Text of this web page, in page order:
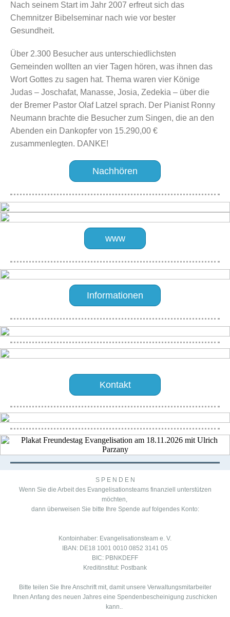
Nach seinem Start im Jahr 2007 erfreut sich das
Chemnitzer Bibelseminar nach wie vor bester
Gesundheit.
Über 2.300 Besucher aus unterschiedlichsten
Gemeinden wollten an vier Tagen hören, was ihnen das
Wort Gottes zu sagen hat. Thema waren vier Könige
Judas – Joschafat, Manasse, Josia, Zedekia – über die
der Bremer Pastor Olaf Latzel sprach. Der Pianist Ronny
Neumann brachte die Besucher zum Singen, die an den
Abenden ein Dankopfer von 15.290,00 €
zusammenlegten. DANKE!
Nachhören
www
Informationen
Kontakt
S P E N D E N
Wenn Sie die Arbeit des Evangelisationsteams finanziell unterstützen
möchten,
dann überweisen Sie bitte Ihre Spende auf folgendes Konto:
Kontoinhaber: Evangelisationsteam e. V.
IBAN: DE18 1001 0010 0852 3141 05
BIC: PBNKDEFF
Kreditinstitut: Postbank
Bitte teilen Sie Ihre Anschrift mit, damit unsere Verwaltungsmitarbeiter
Ihnen Anfang des neuen Jahres eine Spendenbescheinigung zuschicken
kann..